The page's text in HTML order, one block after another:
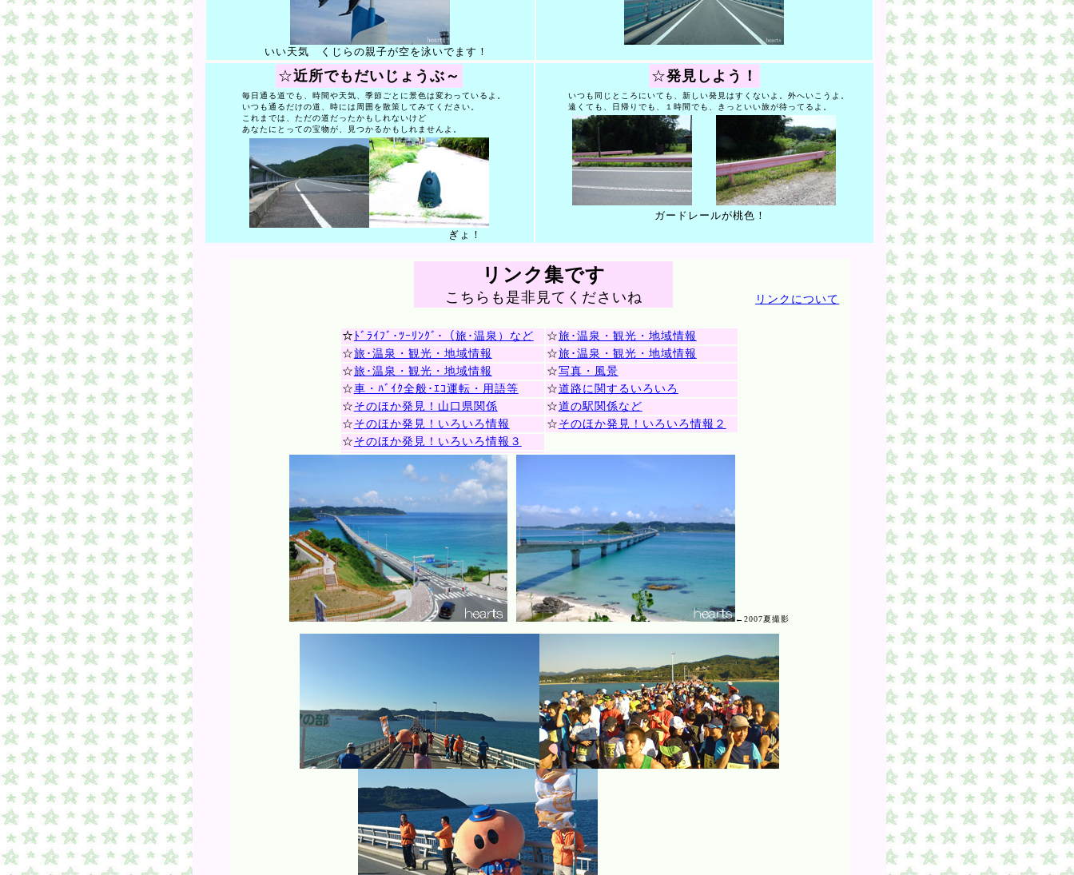
いい天気 くじらの親子が空を泳いでます！
☆近所でもだいじょうぶ～
毎日通る道でも、時間や天気、季節ごとに景色は変わっているよ。
いつも通るだけの道、時には周囲を散策してみてください。
これまでは、ただの道だったかもしれないけど
あなたにとっての宝物が、見つかるかもしれませんよ。
ぎょ！
☆発見しよう！
いつも同じところにいても、新しい発見はすくないよ。外へいこうよ。
遠くても、日帰りでも、１時間でも、きっといい旅が待ってるよ。
ガードレールが桃色！
リンク集です
こちらも是非見てくださいね リンクについて
☆ ﾄﾞﾗｲﾌﾞ･ﾂｰﾘﾝｸﾞ･（旅･温泉）など ☆旅･温泉・観光・地域情報
☆旅･温泉・観光・地域情報 ☆旅･温泉・観光・地域情報
☆旅･温泉・観光・地域情報 ☆写真・風景
☆車・ﾊﾞｲｸ全般･ｴｺ運転・用語等 ☆道路に関するいろいろ
☆ そのほか発見！山口県関係 ☆道の駅関係など
☆ そのほか発見！いろいろ情報 ☆ そのほか発見！いろいろ情報２
☆ そのほか発見！いろいろ情報３
←2007夏撮影